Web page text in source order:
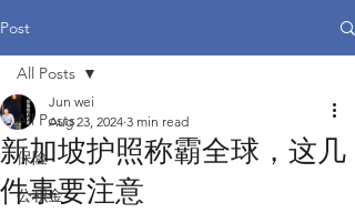
Post
All Posts
保险
公积金
All Posts
新加坡护照称霸全球，这几
件事要注意
Jun wei
Aug 23, 2024 3 min read